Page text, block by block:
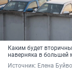
Каким будет
наверняка в большей
Источник: Елена